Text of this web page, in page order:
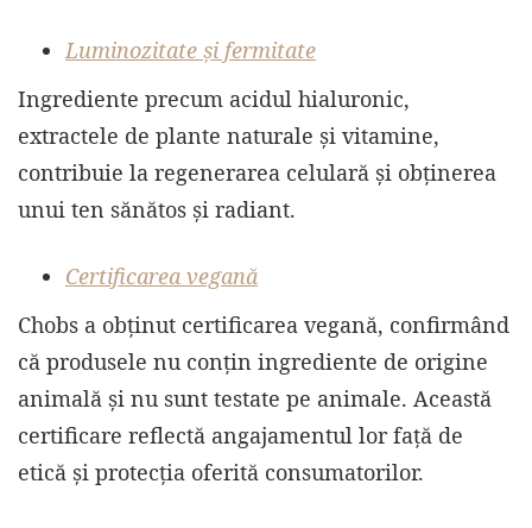
Luminozitate și fermitate
Ingrediente precum acidul hialuronic,
extractele de plante naturale și vitamine,
contribuie la regenerarea celulară și obținerea
unui ten sănătos și radiant.
Certificarea vegană
Chobs a obținut certificarea vegană, confirmând
că produsele nu conțin ingrediente de origine
animală și nu sunt testate pe animale. Această
certificare reflectă angajamentul lor față de
etică și protecția oferită consumatorilor.